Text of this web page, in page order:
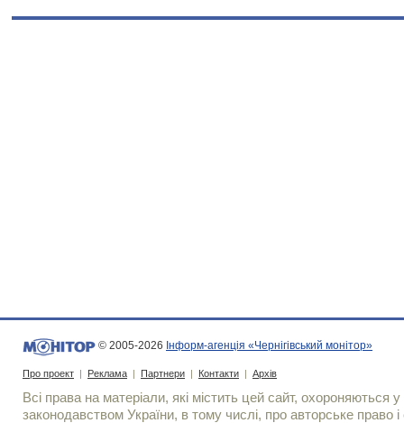
© 2005-2026 Інформ-агенція «Чернігівський монітор»
Про проект | Реклама | Партнери | Контакти | Архів
Всі права на матеріали, які містить цей сайт, охороняються у
законодавством України, в тому числі, про авторське право і